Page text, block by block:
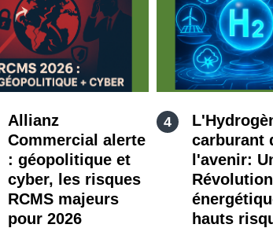
Allianz
Commercial alerte
: géopolitique et
cyber, les risques
RCMS majeurs
pour 2026
carburant
l'avenir:
Révolution
hauts